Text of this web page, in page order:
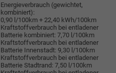
Energieverbrauch (gewichtet,
kombiniert):
0,90 l/100km + 22,40 kWh/100km
Kraftstoffverbrauch bei entladener
Batterie kombiniert: 7,70 l/100km
Kraftstoffverbrauch bei entladener
Batterie Innenstadt: 9,30 l/100km
Kraftstoffverbrauch bei entladener
Batterie Stadtrand: 7,50 l/100km